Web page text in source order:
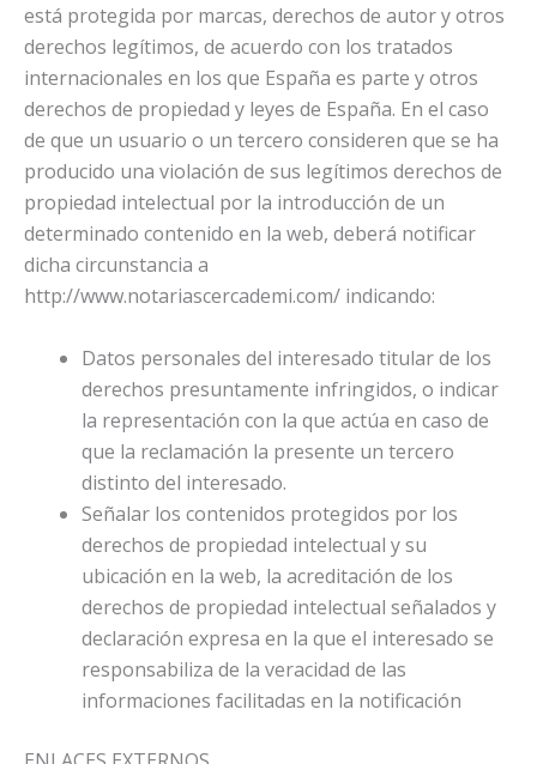
está protegida por marcas, derechos de autor y otros
derechos legítimos, de acuerdo con los tratados
internacionales en los que España es parte y otros
derechos de propiedad y leyes de España. En el caso
de que un usuario o un tercero consideren que se ha
producido una violación de sus legítimos derechos de
propiedad intelectual por la introducción de un
determinado contenido en la web, deberá notificar
dicha circunstancia a
http://www.notariascercademi.com/ indicando:
Datos personales del interesado titular de los
derechos presuntamente infringidos, o indicar
la representación con la que actúa en caso de
que la reclamación la presente un tercero
distinto del interesado.
Señalar los contenidos protegidos por los
derechos de propiedad intelectual y su
ubicación en la web, la acreditación de los
derechos de propiedad intelectual señalados y
declaración expresa en la que el interesado se
responsabiliza de la veracidad de las
informaciones facilitadas en la notificación